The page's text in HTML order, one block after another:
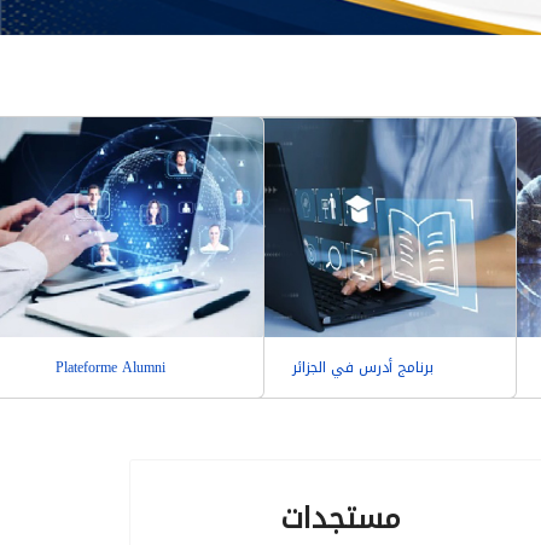
برنامج أدرس في الجزائر Plateforme Alumni
مستجدات